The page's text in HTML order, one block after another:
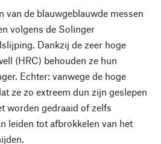
van de blauwgeblauwde messen
volgens de Solinger
Dankzij de zeer hoge
(HRC) behouden ze hun
Echter: vanwege de hoge
ze zo extreem dun zijn geslepen
worden gedraaid of zelfs
leiden tot afbrokkelen van het